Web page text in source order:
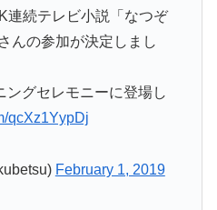
連続テレビ小説「なつぞ
んの参加が決定しまし
ングセレモニーに登場し
qcXz1YypDj
February 1, 2019